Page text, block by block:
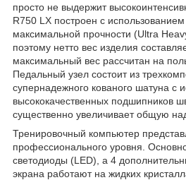
просто не выдержит
R750 LX построен с
максимальной прочности (Ultra
поэтому нетто вес изделия
максимальный вес рассчитан на
Педальный узел состоит из
супернадежного кованого шатуна с
высококачественных подшипников
существенно увеличивает общую
Тренировочный компьютер
профессионального уровня.
светодиоды (LED), а 4
экрана работают на жидких